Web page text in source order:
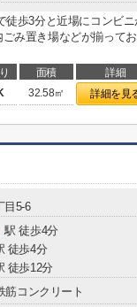
徒歩3分と近場にコンビ
み置き場などが揃って
面積 詳細
32.58㎡ 詳細を見
目5-6
駅 徒歩4分
徒歩4分
徒歩12分
筋コンクリート